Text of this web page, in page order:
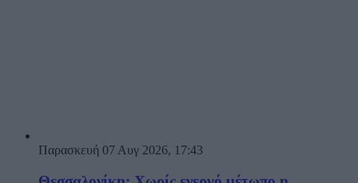
Παρασκευή 07 Αυγ 2026, 17:43